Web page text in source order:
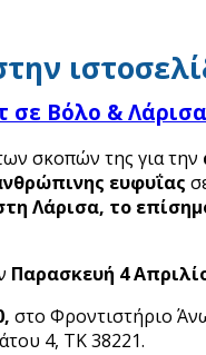
σε Βόλο &
σκοπών της για την
ευφυΐας
Λάρισα, το
Παρασκευή 4
στο Φροντιστήριο
4, ΤΚ 38221.